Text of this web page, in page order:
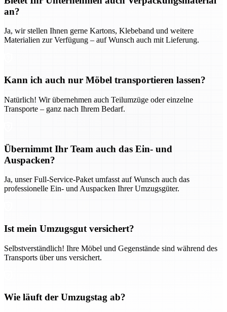
an?
Ja, wir stellen Ihnen gerne Kartons, Klebeband und weitere
Materialien zur Verfügung – auf Wunsch auch mit Lieferung.
Kann ich auch nur Möbel transportieren lassen?
Natürlich! Wir übernehmen auch Teilumzüge oder einzelne
Transporte – ganz nach Ihrem Bedarf.
Übernimmt Ihr Team auch das Ein- und
Auspacken?
Ja, unser Full-Service-Paket umfasst auf Wunsch auch das
professionelle Ein- und Auspacken Ihrer Umzugsgüter.
Ist mein Umzugsgut versichert?
Selbstverständlich! Ihre Möbel und Gegenstände sind während des
Transports über uns versichert.
Wie läuft der Umzugstag ab?